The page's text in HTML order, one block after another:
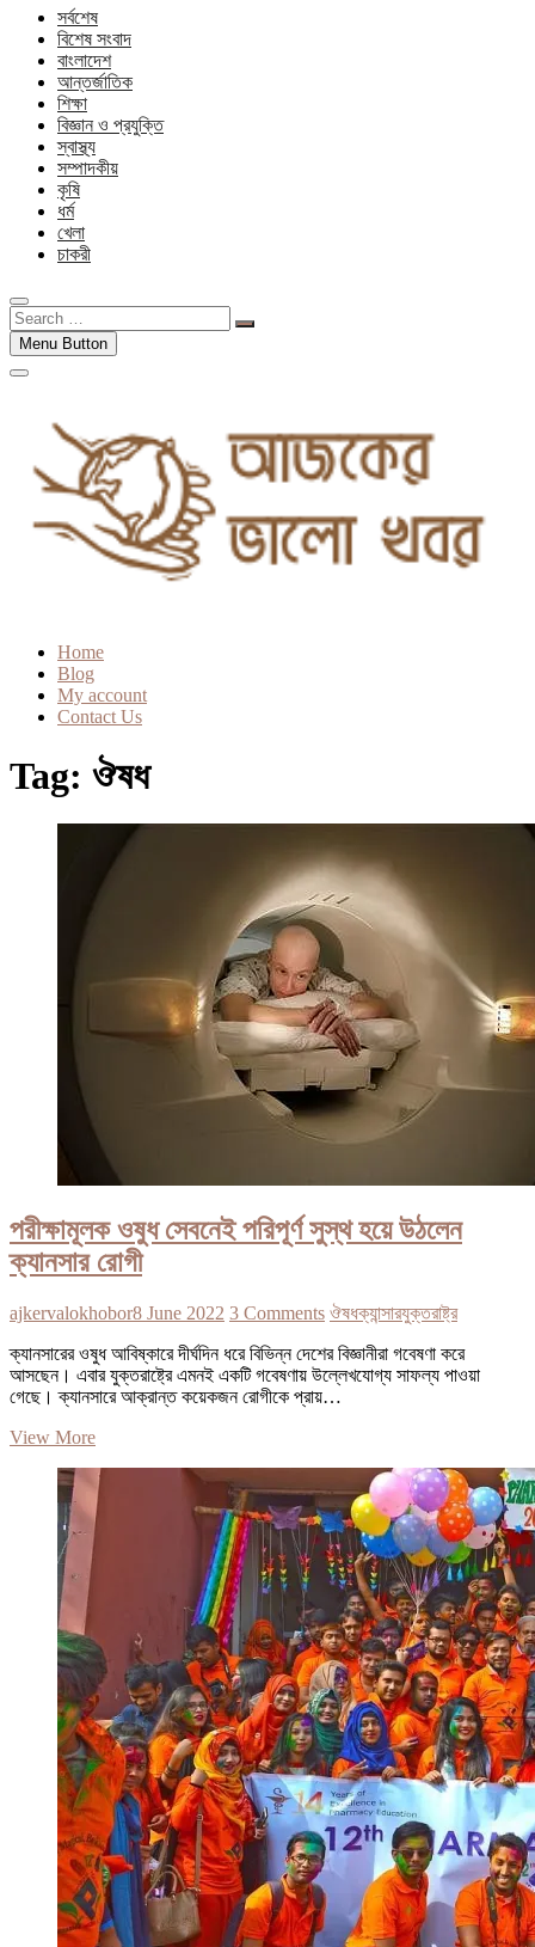
সর্বশেষ
বিশেষ সংবাদ
বাংলাদেশ
আন্তর্জাতিক
শিক্ষা
বিজ্ঞান ও প্রযুক্তি
স্বাস্থ্য
সম্পাদকীয়
কৃষি
ধর্ম
খেলা
চাকরী
Search
…Menu Button
Home
Blog
My account
Contact Us
Tag: ঔষধ
পরীক্ষামূলক ওষুধ সেবনেই পরিপূর্ণ সুস্থ হয়ে উঠলেন
ক্যানসার রোগী
ajkervalokhobor8 June 2022 3 Comments ঔষধক্যান্সারযুক্তরাষ্ট্র
ক্যানসারের ওষুধ আবিষ্কারে দীর্ঘদিন ধরে বিভিন্ন দেশের বিজ্ঞানীরা গবেষণা করে
আসছেন। এবার যুক্তরাষ্ট্রে এমনই একটি গবেষণায় উল্লেখযোগ্য সাফল্য পাওয়া
গেছে। ক্যানসারে আক্রান্ত কয়েকজন রোগীকে প্রায়…
View Moreপরীক্ষামূলক
সেবনেই
পরিপূর্ণ
সুস্থ